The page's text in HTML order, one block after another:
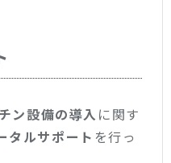
ン設備の導入 に関す
タルサポート を行っ